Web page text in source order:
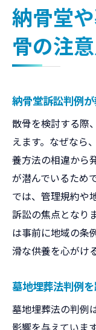
納骨堂
骨の注
納骨堂訴訟判例
散骨を検討する際
えます。なぜなら
養方法の相違から
が潜んでいるため
では、管理規約や
訴訟の焦点となり
は事前に地域の条
滑な供養を心がけ
墓地埋葬法判例
墓地埋葬法の判例
影響を与えていま